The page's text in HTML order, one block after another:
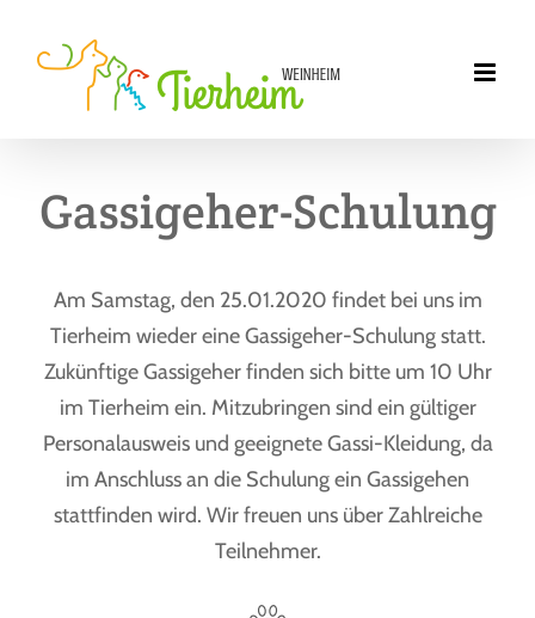
Inhalt
Gassigeher-Schulung
Am Samstag, den 25.01.2020 findet bei uns im
Tierheim wieder eine Gassigeher-Schulung statt.
Zukünftige Gassigeher finden sich bitte um 10 Uhr
im Tierheim ein. Mitzubringen sind ein gültiger
Personalausweis und geeignete Gassi-Kleidung, da
im Anschluss an die Schulung ein Gassigehen
stattfinden wird. Wir freuen uns über Zahlreiche
Teilnehmer.